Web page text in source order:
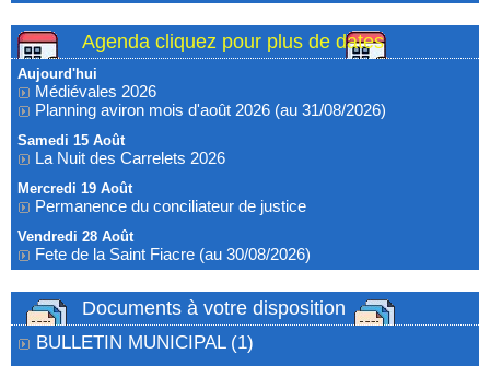
Agenda cliquez pour plus de dates
Aujourd'hui
Médiévales 2026
Planning aviron mois d'août 2026 (au 31/08/2026)
Samedi 15 Août
La Nuit des Carrelets 2026
Mercredi 19 Août
Permanence du conciliateur de justice
Vendredi 28 Août
Fete de la Saint Fiacre (au 30/08/2026)
Documents à votre disposition
BULLETIN MUNICIPAL (1)